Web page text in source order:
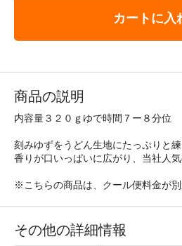
カートに入
商品の説明
内容量３２０ｇゆで時間７ー８分位
刻みゆずをうどん生地にたっぷりと
香りが口いっぱいに広がり、当社人気
※こちらの商品は、クール便料金が別
その他の詳細情報